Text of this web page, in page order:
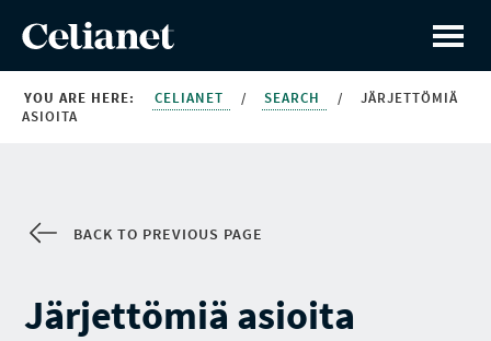
YOU ARE HERE: CELIANET / SEARCH /
JÄRJETTÖMIÄ
ASIOITA
BACK TO PREVIOUS PAGE
Järjettömiä asioita